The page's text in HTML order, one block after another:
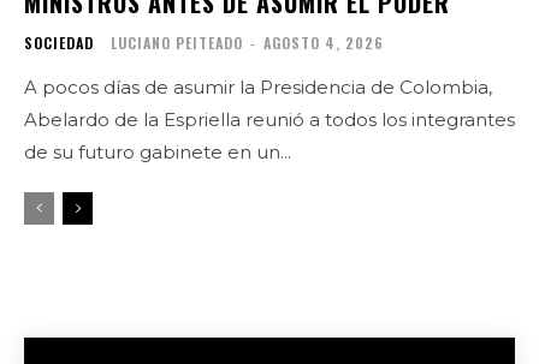
SOCIEDAD LUCIANO PEITEADO - AGOSTO 4, 2026
A pocos días de asumir la Presidencia de Colombia,
Abelardo de la Espriella reunió a todos los integrantes
de su futuro gabinete en un...